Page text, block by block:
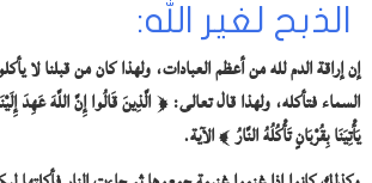
الذبح لغير الله:
إن إراقة الدم لله من أعظم العبادات، ولهذا كان من قبلنا لا
السماء فتأكله، ولهذا قال تعالى:﴿ الَّذِينَ قَالُوا إِنَّ اللَّهَ عَهِدَ
يَأْتِيَنَا بِقُرْبَانٍ تَأْكُلُهُ النَّارُ ﴾الآية.